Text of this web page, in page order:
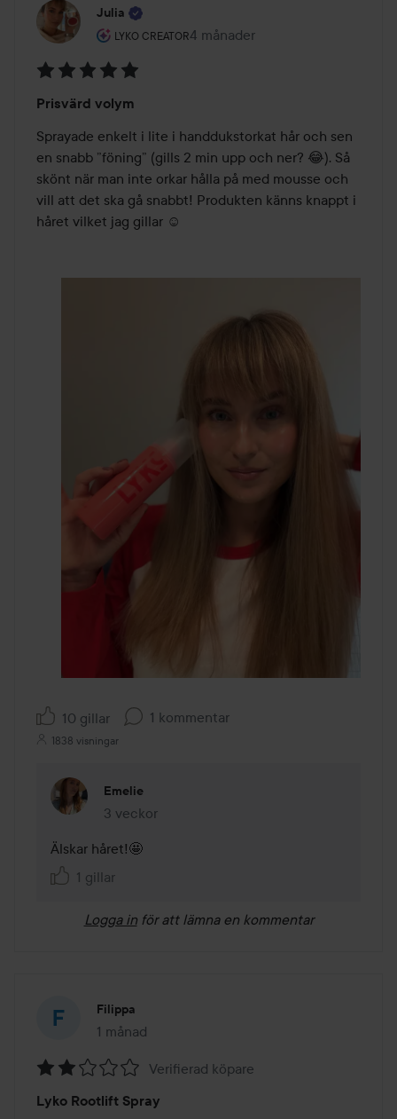
Julia
LYKO CREATOR
Användarens roll: Lyko Creator.
4 månader
Inlägget skapades 4 månader
5
av
5
Prisvärd volym
Sprayade enkelt i lite i handdukstorkat hår och sen
en snabb ”föning” (gills 2 min upp och ner? 😂). Så
skönt när man inte orkar hålla på med mousse och
vill att det ska gå snabbt! Produkten känns knappt i
håret vilket jag gillar ☺️
10 gillar 1 kommentar
1838 visningar
Emelie
3 veckor
Kommentaren lades 3 veckor
Älskar håret!🤩
1 gillar
Logga in för att lämna en kommentar
Filippa
1 månad
Inlägget skapades 1 månad
2
Verifierad köpare
Lyko Rootlift Spray